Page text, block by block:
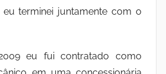
terminei juntamente com o
eu fui contratado como